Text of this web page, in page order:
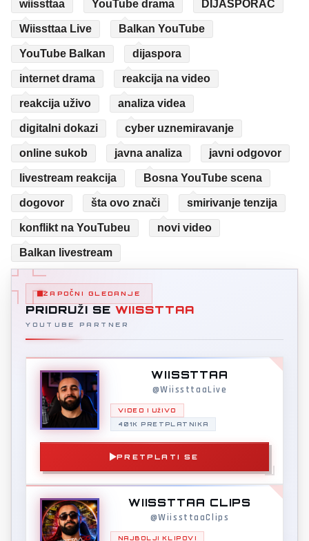
wiissttaa YouTube drama DIJASPORAC
Wiissttaa Live Balkan YouTube
YouTube Balkan dijaspora
internet drama reakcija na video
reakcija uživo analiza videa
digitalni dokazi cyber uznemiravanje
online sukob javna analiza javni odgovor
livestream reakcija Bosna YouTube scena
dogovor šta ovo znači smirivanje tenzija
konflikt na YouTubeu novi video
Balkan livestream
ZAPOČNI GLEDANJE
PRIDRUŽI SE WIISSTTAA
YOUTUBE PARTNER
WIISSTTAA
@WiissttaaLive
VIDEO I UŽIVO
401K PRETPLATNIKA
PRETPLATI SE
WIISSTTAA CLIPS
@WiissttaaClips
NAJBOLJI KLIPOVI